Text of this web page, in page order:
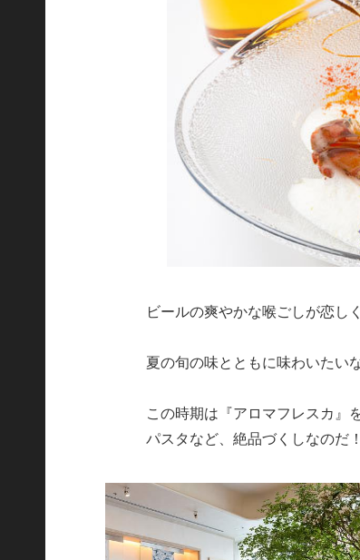
ビールの爽やかな喉ごしが恋し
夏の旬の味とともに味わいたい
この時期は『アロマフレスカ』
パスタなど、絶品づくしなのだ！